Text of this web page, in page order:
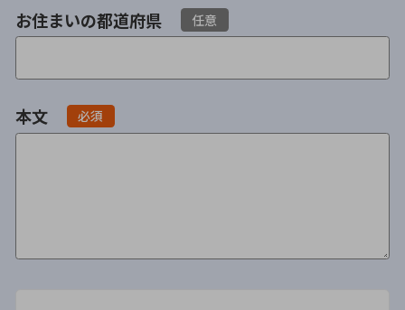
お住まいの都道府県 任意
本文 必須